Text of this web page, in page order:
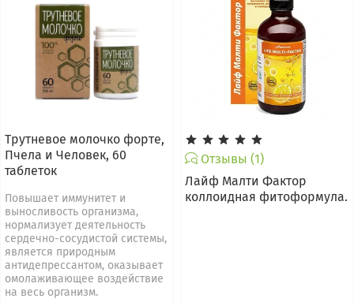
Трутневое молочко форте,
Пчела и Человек, 60
таблеток
Повышает иммунитет и
выносливость организма,
нормализует деятельность
сердечно-сосудистой системы,
является природным
антидепрессантом, оказывает
омолаживающее воздействие
на весь организм.
Отзывы (1)
Лайф Малти Фактор
коллоидная фитоформула.